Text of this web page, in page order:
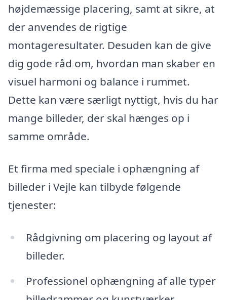
højdemæssige placering, samt at sikre, at
der anvendes de rigtige
montageresultater. Desuden kan de give
dig gode råd om, hvordan man skaber en
visuel harmoni og balance i rummet.
Dette kan være særligt nyttigt, hvis du har
mange billeder, der skal hænges op i
samme område.
Et firma med speciale i ophængning af
billeder i Vejle kan tilbyde følgende
tjenester:
Rådgivning om placering og layout af
billeder.
Professionel ophængning af alle typer